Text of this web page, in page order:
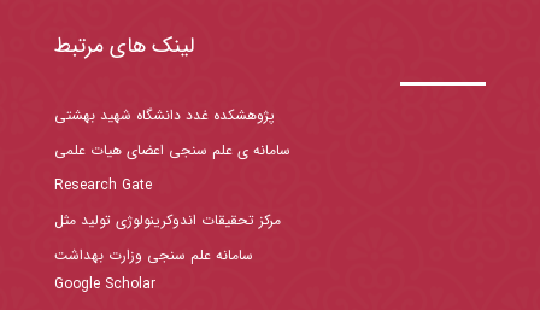
لینک های مرتبط
پژوهشکده غدد دانشگاه شهید بهشتی
سامانه ی علم سنجی اعضای هیات علمی
Research Gate
مرکز تحقیقات اندوکرینولوژی تولید مثل
سامانه علم سنجی وزارت بهداشت
Google Scholar